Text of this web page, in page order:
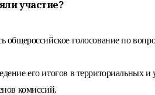
участие?
общероссийское голосование по
его итогов в территориальных
комиссий.